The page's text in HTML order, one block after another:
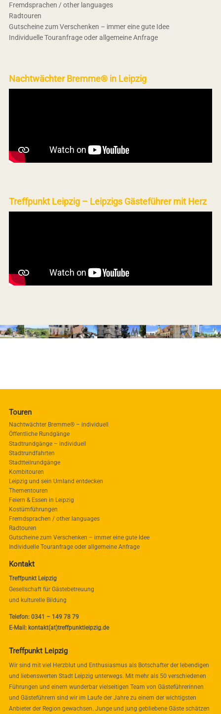
Fremdsprachen / other languages
Radtouren
Gutscheine zum Verschenken – immer eine gute Idee
Individuelle Touranfrage oder allgemeine Anfrage
Nachtwächter Bremme® in Leipzig
Treffpunkt Leipzig – Leipzigs Gästeführer mit Herz
Touren
Nachtwächter Bremme® – individuell
Öffentliche Rundgänge
Stadtrundgänge – individuell
Stadtrundfahrten
Stadtteilrundgänge
Kombitouren
Leipzig und sein Umland entdecken
Thementouren
Feiern & Essen in Leipzig
Kostümführungen
Fremdsprachen / other languages
Radtouren
Gutscheine zum Verschenken – immer eine gute Idee
Individuelle Touranfrage oder allgemeine Anfrage
Kontakt
Treffpunkt Leipzig
Gesellschaft für Gästebetreuung
und kulturelle Bildung
Telefon: 0341 – 149 78 79
E-Mail: kontakt(at)treffpunktleipzig.de
Treffpunkt Leipzig
Wir sind mit viel Herzblut und Enthusiasmus als Botschafter der lebendigen
und liebenswerten Stadt Leipzig unterwegs. Mit mehr als 50 verschiedenen
Führungen und einem wunderbar vielseitigen Team von Gästeführerinnen
und Gästeführern sind wir im Laufe der Jahre zu einem der wichtigsten
Anbieter der Region gewachsen. Junge und jung gebliebene Gäste schätzen